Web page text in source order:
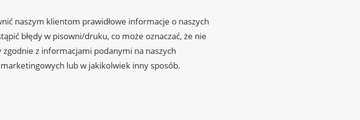
naszym klientom prawidłowe informacje o naszych
błędy w pisowni/druku, co może oznaczać, że nie
z informacjami podanymi na naszych
lub w jakikolwiek inny sposób.